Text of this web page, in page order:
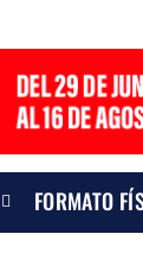
FORMATO